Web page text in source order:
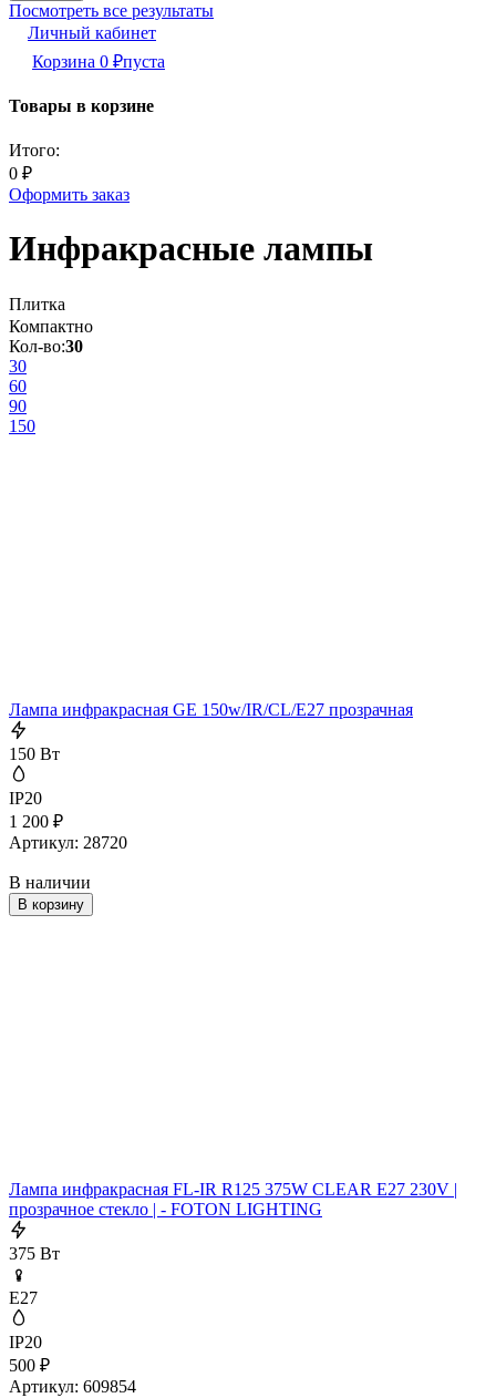
Посмотреть все результаты
Личный кабинет
Корзина 0 ₽пуста
Товары в корзине
Итого:
0 ₽
Оформить заказ
Инфракрасные лампы
Плитка
Компактно
Кол-во:30
30
60
90
150
Лампа инфракрасная GE 150w/IR/CL/E27 прозрачная
150 Вт
IP20
1 200 ₽
Артикул: 28720
В наличии
В корзину
Лампа инфракрасная FL-IR R125 375W CLEAR E27 230V |
прозрачное стекло | - FOTON LIGHTING
375 Вт
E27
IP20
500 ₽
Артикул: 609854